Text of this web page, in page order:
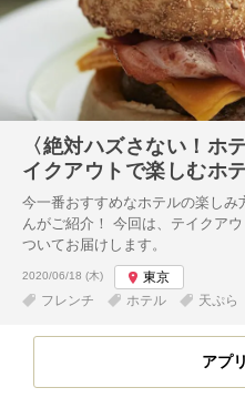
〈絶対ハズさない！ホ
イクアウトで楽しむホ
今一番おすすめなホテルの楽しみ
んがご紹介！ 今回は、テイクア
ついてお届けします。
投稿日:
2020/06/18 (木)
東京
フレンチ
ホテル 天ぷら
アプ